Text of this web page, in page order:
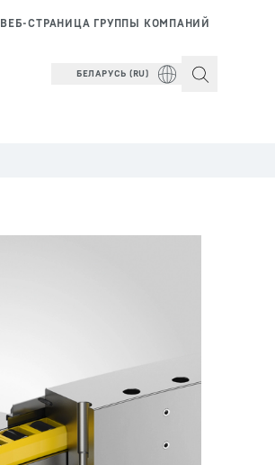
ВЕБ-СТРАНИЦА ГРУППЫ КОМПАНИЙ
БЕЛАРУСЬ (RU)